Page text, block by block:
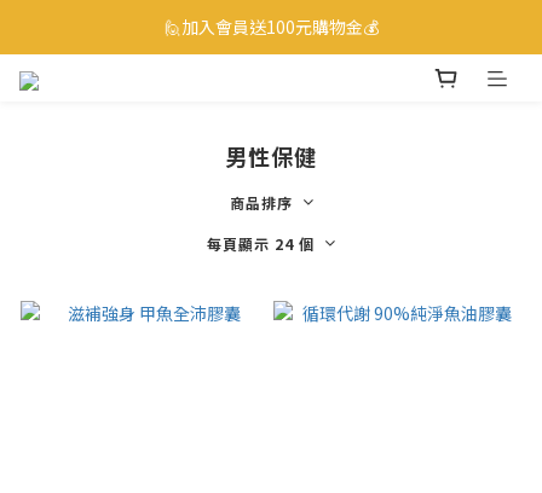
☎ 0800-530-885 訂購服務專線
🙋加入會員送100元購物金💰
男性保健
商品排序
每頁顯示 24 個